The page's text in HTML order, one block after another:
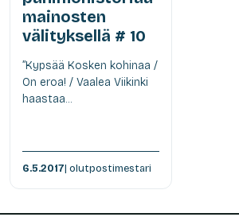
mainosten
välityksellä # 10
”Kypsää Kosken kohinaa /
On eroa! / Vaalea Viikinki
haastaa...
6.5.2017| olutpostimestari